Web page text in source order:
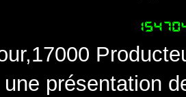
une présentation